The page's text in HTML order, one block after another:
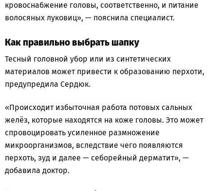
кровоснабжение головы, соответственно, и питание
волосяных луковиц», — пояснила специалист.
Как правильно выбрать шапку
Тесный головной убор или из синтетических
материалов может привести к образованию перхоти,
предупредила Сердюк.
«Происходит избыточная работа потовых сальных
желёз, которые находятся на коже головы. Это может
спровоцировать усиленное размножение
микроорганизмов, вследствие чего появляются
перхоть, зуд и далее — себорейный дерматит», —
добавила доктор.